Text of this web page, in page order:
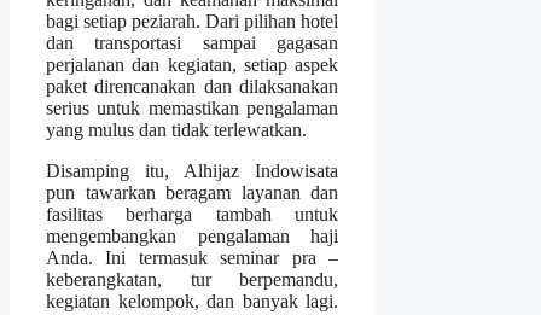
bagi setiap peziarah. Dari pilihan hotel
dan transportasi sampai gagasan
perjalanan dan kegiatan, setiap aspek
paket direncanakan dan dilaksanakan
serius untuk memastikan pengalaman
yang mulus dan tidak terlewatkan.
Disamping itu, Alhijaz Indowisata
pun tawarkan beragam layanan dan
fasilitas berharga tambah untuk
mengembangkan pengalaman haji
Anda. Ini termasuk seminar pra –
keberangkatan, tur berpemandu,
kegiatan kelompok, dan banyak lagi.